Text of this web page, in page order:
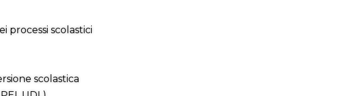
processi scolastici
scolastica